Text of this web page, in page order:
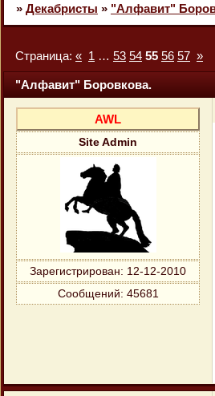
» Декабристы » "Алфавит"
"Алфавит" Боровкова.
Страница: « 1 … 53 54 55 56 57 »
AWL
Site Admin
Зарегистрирован: 12-12-2010
Сообщений: 45681